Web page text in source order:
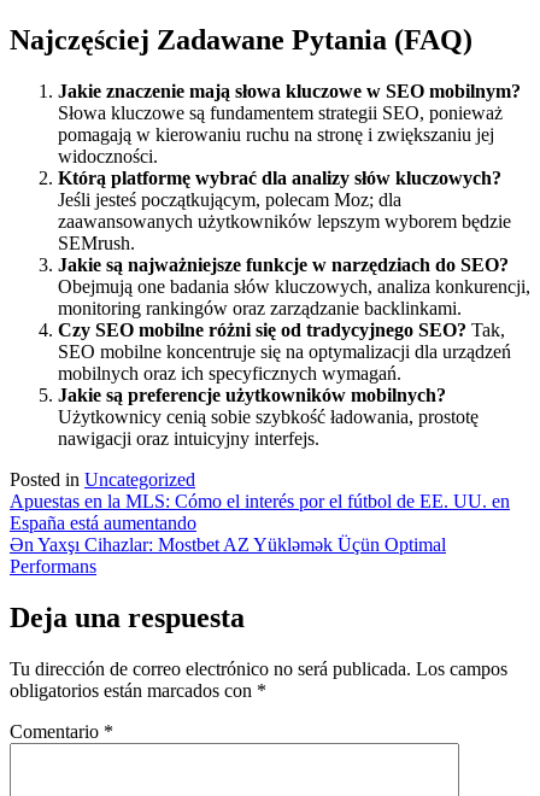
Najczęściej Zadawane Pytania (FAQ)
Jakie znaczenie mają słowa kluczowe w SEO mobilnym?
Słowa kluczowe są fundamentem strategii SEO, ponieważ
pomagają w kierowaniu ruchu na stronę i zwiększaniu jej
widoczności.
Którą platformę wybrać dla analizy słów kluczowych?
Jeśli jesteś początkującym, polecam Moz; dla
zaawansowanych użytkowników lepszym wyborem będzie
SEMrush.
Jakie są najważniejsze funkcje w narzędziach do SEO?
Obejmują one badania słów kluczowych, analiza konkurencji,
monitoring rankingów oraz zarządzanie backlinkami.
Czy SEO mobilne różni się od tradycyjnego SEO? Tak,
SEO mobilne koncentruje się na optymalizacji dla urządzeń
mobilnych oraz ich specyficznych wymagań.
Jakie są preferencje użytkowników mobilnych?
Użytkownicy cenią sobie szybkość ładowania, prostotę
nawigacji oraz intuicyjny interfejs.
Posted in Uncategorized
Navegación
de
entradas
Apuestas en la MLS: Cómo el interés por el fútbol de EE. UU. en
España está aumentando
Ən Yaxşı Cihazlar: Mostbet AZ Yükləmək Üçün Optimal
Performans
Deja una respuesta
Tu dirección de correo electrónico no será publicada. Los campos
obligatorios están marcados con *
Comentario *